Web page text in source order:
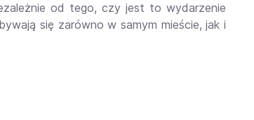
od tego, czy jest to wydarzenie
się zarówno w samym mieście, jak i